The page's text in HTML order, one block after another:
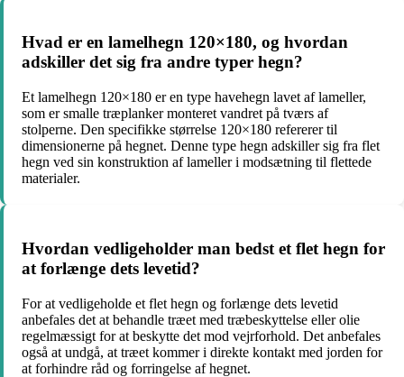
Hvad er en lamelhegn 120×180, og hvordan
adskiller det sig fra andre typer hegn?
Et lamelhegn 120×180 er en type havehegn lavet af lameller,
som er smalle træplanker monteret vandret på tværs af
stolperne. Den specifikke størrelse 120×180 refererer til
dimensionerne på hegnet. Denne type hegn adskiller sig fra flet
hegn ved sin konstruktion af lameller i modsætning til flettede
materialer.
Hvordan vedligeholder man bedst et flet hegn for
at forlænge dets levetid?
For at vedligeholde et flet hegn og forlænge dets levetid
anbefales det at behandle træet med træbeskyttelse eller olie
regelmæssigt for at beskytte det mod vejrforhold. Det anbefales
også at undgå, at træet kommer i direkte kontakt med jorden for
at forhindre råd og forringelse af hegnet.